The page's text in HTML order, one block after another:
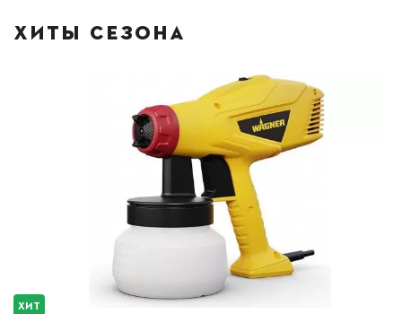
ХИТЫ СЕЗОНА
ХИТ